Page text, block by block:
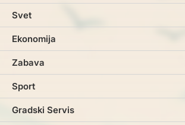
Svet
Ekonomija
Zabava
Sport
Gradski Servis